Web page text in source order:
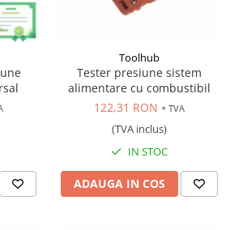
Toolhub
Tester presiune sistem
alimentare cu combustibil
122,31 RON + TVA
(TVA inclus)
IN STOC
ADAUGA IN COS